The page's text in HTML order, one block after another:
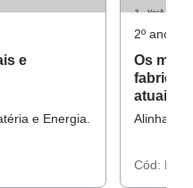
e
e Energia.
2º ano •
Os
atuais
Alinhado
Cód: